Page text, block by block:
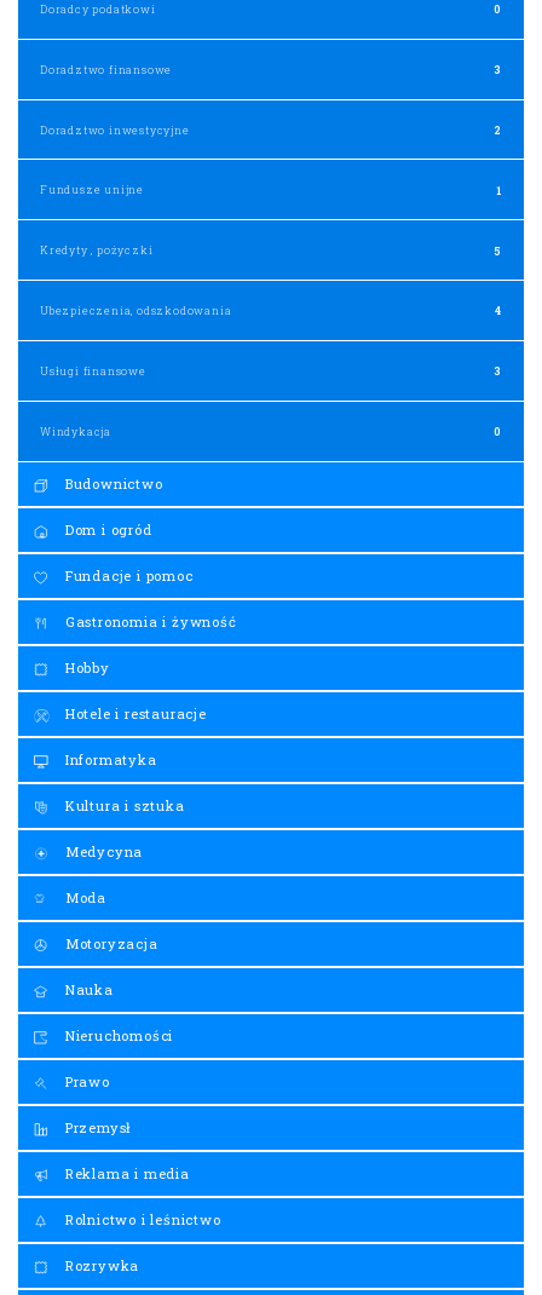
Doradcy podatkowi 0
Doradztwo finansowe 3
Doradztwo inwestycyjne 2
Fundusze unijne 1
Kredyty , pożyczki 5
Ubezpieczenia, odszkodowania 4
Usługi finansowe 3
Windykacja 0
Budownictwo
Dom i ogród
Fundacje i pomoc
Gastronomia i żywność
Hobby
Hotele i restauracje
Informatyka
Kultura i sztuka
Medycyna
Moda
Motoryzacja
Nauka
Nieruchomości
Prawo
Przemysł
Reklama i media
Rolnictwo i leśnictwo
Rozrywka